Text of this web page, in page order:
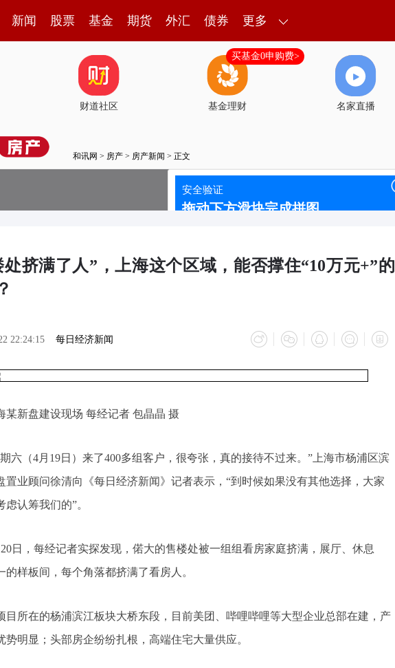
新闻 股票 基金 期货 外汇 债券 更多
财道社区 基金理财
买基金0申购费>
名家直播
和讯网 > 房产 > 房产新闻 > 正文
处挤满了人”，上海这个区域，能否撑住“10万元+”的
22:24:15 每日经济新闻
某新盘建设现场 每经记者 包晶晶 摄
六（4月19日）来了400多组客户，很夸张，真的接待不过来。”上海市杨浦区滨
置业顾问徐清向《每日经济新闻》记者表示，“到时候如果没有其他选择，大家
虑认筹我们的”。
日，每经记者实探发现，偌大的售楼处被一组组看房家庭挤满，展厅、休息
的样板间，每个角落都挤满了看房人。
目所在的杨浦滨江板块大桥东段，目前美团、哔哩哔哩等大型企业总部在建，产
势明显；头部房企纷纷扎根，高端住宅大量供应。